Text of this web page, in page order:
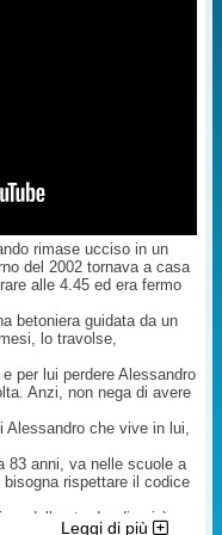
e
che
per
che
il
un
della
il
i
tutto
sede di
Milano
rimase ucciso in un
del 2002 tornava a casa
alle 4.45 ed era fermo
betoniera guidata da un
lo travolse,
per lui perdere Alessandro
Anzi, non nega di avere
che vive in lui,
83 anni, va nelle scuole a
rispettare il codice
della strada, di cui è
Leggi di più